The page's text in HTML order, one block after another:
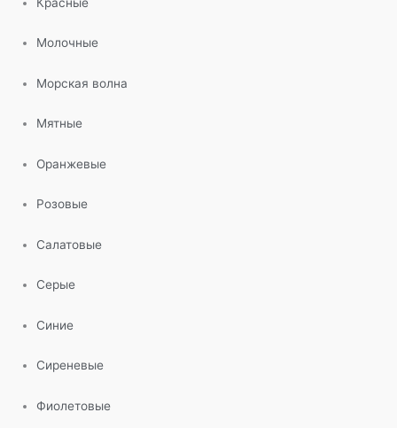
Молочные
Морская волна
Мятные
Оранжевые
Розовые
Салатовые
Серые
Синие
Сиреневые
Фиолетовые